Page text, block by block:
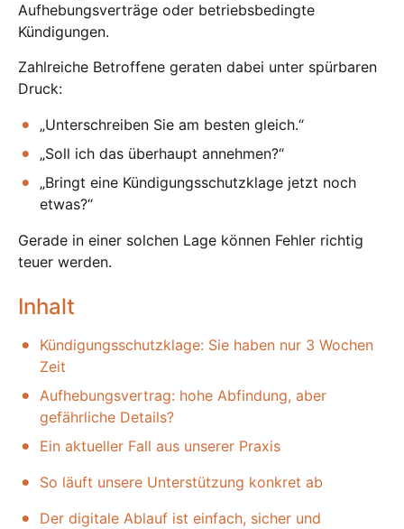
Aufhebungsverträge oder betriebsbedingte
Kündigungen.
Zahlreiche Betroffene geraten dabei unter spürbaren
Druck:
„Unterschreiben Sie am besten gleich.“
„Soll ich das überhaupt annehmen?“
„Bringt eine Kündigungsschutzklage jetzt noch
etwas?“
Gerade in einer solchen Lage können Fehler richtig
teuer werden.
Inhalt
Kündigungsschutzklage: Sie haben nur 3 Wochen
Zeit
Aufhebungsvertrag: hohe Abfindung, aber
gefährliche Details?
Ein aktueller Fall aus unserer Praxis
So läuft unsere Unterstützung konkret ab
Der digitale Ablauf ist einfach, sicher und